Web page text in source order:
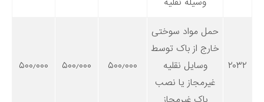
۲۰۳۲
حمل مواد سوختی
خارج از باک توسط
وسایل نقلیه
غیرمجاز یا نصب
۵۰۰٫۰۰۰ ۵۰۰٫۰۰۰ ۵۰۰٫۰۰۰